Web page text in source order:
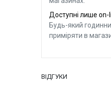
Доступні лише on-
Будь-який
приміряти в
ВІДГУКИ